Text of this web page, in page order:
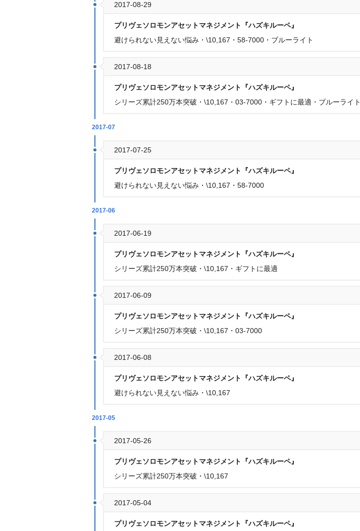
2017-08-29
プリヴェソロモンアセットマネジメント『ハズキルーペ』
避けられない見えない悩み・\10,167・58-7000・ブルーライト
2017-08-18
プリヴェソロモンアセットマネジメント『ハズキルーペ』
シリーズ累計250万本突破・\10,167・03-7000・ギフトに最適・ブルーライト
2017-07
2017-07-25
プリヴェソロモンアセットマネジメント『ハズキルーペ』
避けられない見えない悩み・\10,167・58-7000
2017-06
2017-06-19
プリヴェソロモンアセットマネジメント『ハズキルーペ』
シリーズ累計250万本突破・\10,167・ギフトに最適
2017-06-09
プリヴェソロモンアセットマネジメント『ハズキルーペ』
シリーズ累計250万本突破・\10,167・03-7000
2017-06-08
プリヴェソロモンアセットマネジメント『ハズキルーペ』
避けられない見えない悩み・\10,167
2017-05
2017-05-26
プリヴェソロモンアセットマネジメント『ハズキルーペ』
シリーズ累計250万本突破・\10,167
2017-05-04
プリヴェソロモンアセットマネジメント『ハズキルーペ』